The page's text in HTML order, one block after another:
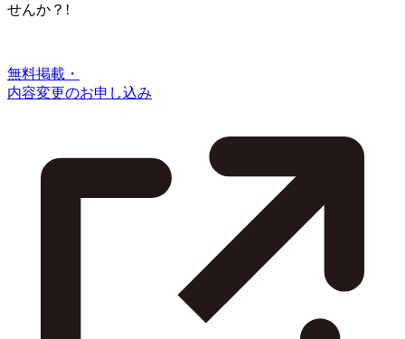
せんか？!
無料掲載・
内容変更のお申し込み